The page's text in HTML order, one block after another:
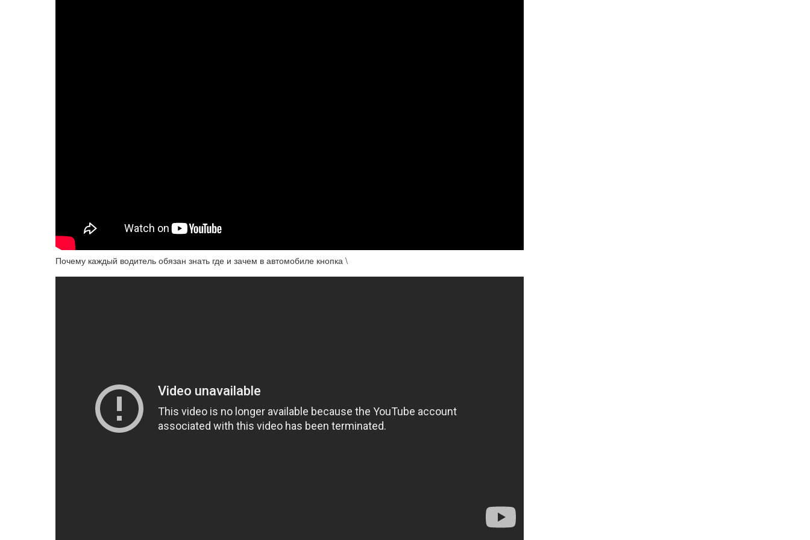
Почему каждый водитель обязан знать где и зачем в автомобиле кнопка \